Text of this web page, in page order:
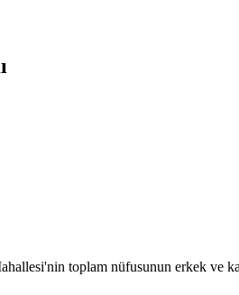
toplam nüfusunun erkek ve